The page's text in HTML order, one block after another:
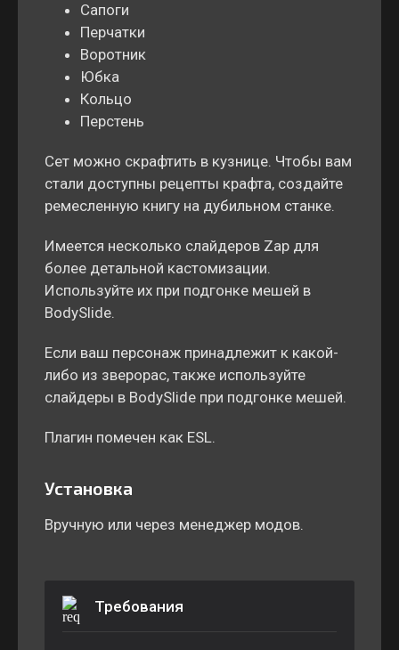
Сапоги
Перчатки
Воротник
Юбка
Кольцо
Перстень
Сет можно скрафтить в кузнице. Чтобы вам
стали доступны рецепты крафта, создайте
ремесленную книгу на дубильном станке.
Имеется несколько слайдеров Zap для
более детальной кастомизации.
Используйте их при подгонке мешей в
BodySlide.
Если ваш персонаж принадлежит к какой-
либо из зверорас, также используйте
слайдеры в BodySlide при подгонке мешей.
Плагин помечен как ESL.
Установка
Вручную или через менеджер модов.
Требования